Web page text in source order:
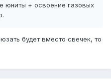
юниты + освоение газовых
будет вместо свечек, то